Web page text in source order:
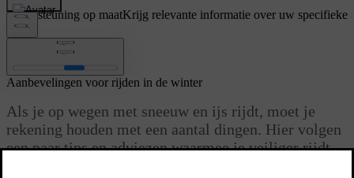
Ondersteuning op maatKrijg relevante informatie over uw specifieke
auto.
Aanbevelingen voor rijden in de winter
Als je op wegen met sneeuw en ijs rijdt, moet je
rekening houden met een aantal dingen. Hier volgen
een paar tips en adviezen waarmee je veiliger rijdt